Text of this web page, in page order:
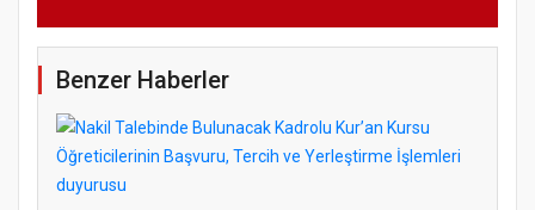
Benzer Haberler